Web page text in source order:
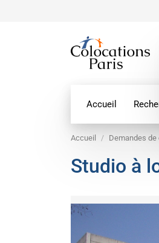
Accueil
Accueil Demandes
Studio à